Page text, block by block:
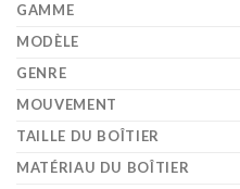
GAMME
MODÈLE
GENRE
MOUVEMENT
TAILLE DU BOÎTIER
MATÉRIAU DU BOÎTIER